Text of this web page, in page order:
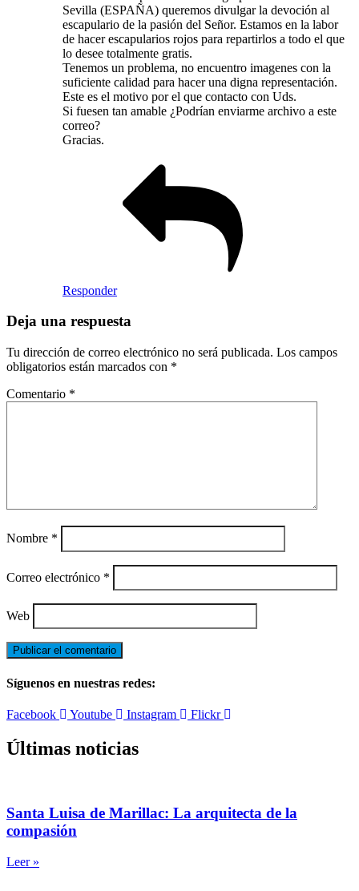
Sevilla (ESPAÑA) queremos divulgar la devoción al
escapulario de la pasión del Señor. Estamos en la labor
de hacer escapularios rojos para repartirlos a todo el que
lo desee totalmente gratis.
Tenemos un problema, no encuentro imagenes con la
suficiente calidad para hacer una digna representación.
Este es el motivo por el que contacto con Uds.
Si fuesen tan amable ¿Podrían enviarme archivo a este
correo?
Gracias.
Responder
Deja una respuesta
Tu dirección de correo electrónico no será publicada. Los campos
obligatorios están marcados con *
Comentario *
Nombre *
Correo electrónico *
Web
Síguenos en nuestras redes:
Facebook Youtube Instagram Flickr
Últimas noticias
Santa Luisa de Marillac: La arquitecta de la
compasión
Leer »